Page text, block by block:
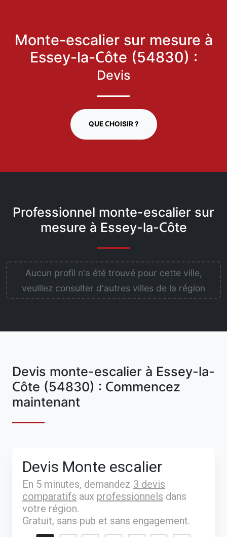
Monte-escalier sur mesure à
Essey-la-Côte (54830) :
Devis
QUE CHOISIR ?
Professionnel monte-escalier sur
mesure à Essey-la-Côte
Aucun profil n'a été trouvé pour cette ville,
veuillez consulter d'autres villes de la région
Devis monte-escalier à Essey-la-
Côte (54830) : Commencez
maintenant
Devis Monte escalier
En 5 minutes, demandez 3 devis
comparatifs aux professionnels dans
votre région.
Gratuit, sans pub et sans engagement.